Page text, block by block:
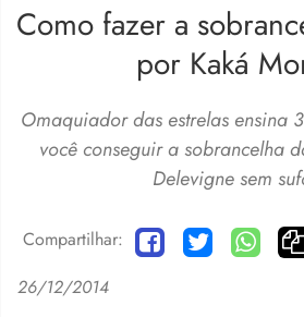
Como fazer a
por Kaká
Omaquiador das estrelas ensina
você conseguir a sobrancelha
Delevigne sem
Compartilhar:
26/12/2014